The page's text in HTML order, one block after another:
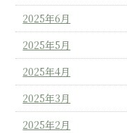
2025年6月
2025年5月
2025年4月
2025年3月
2025年2月